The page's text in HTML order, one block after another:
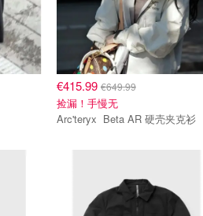
€415.99 €649.99
捡漏！手慢无
Arc'teryx Beta AR 硬壳夹克衫